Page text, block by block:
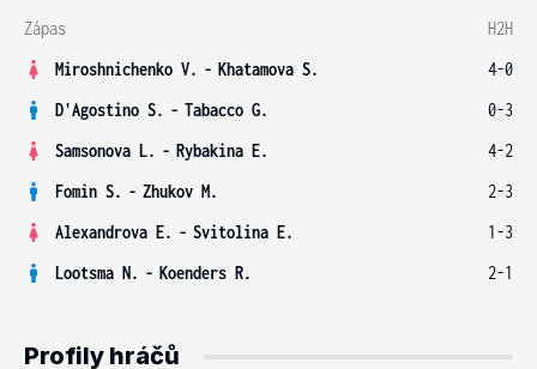
Zápas
H2H
Miroshnichenko V. - Khatamova S.
4-0
D'Agostino S. - Tabacco G.
0-3
Samsonova L. - Rybakina E.
4-2
Fomin S. - Zhukov M.
2-3
Alexandrova E. - Svitolina E.
1-3
Lootsma N. - Koenders R. 2-1
Profily hráčů